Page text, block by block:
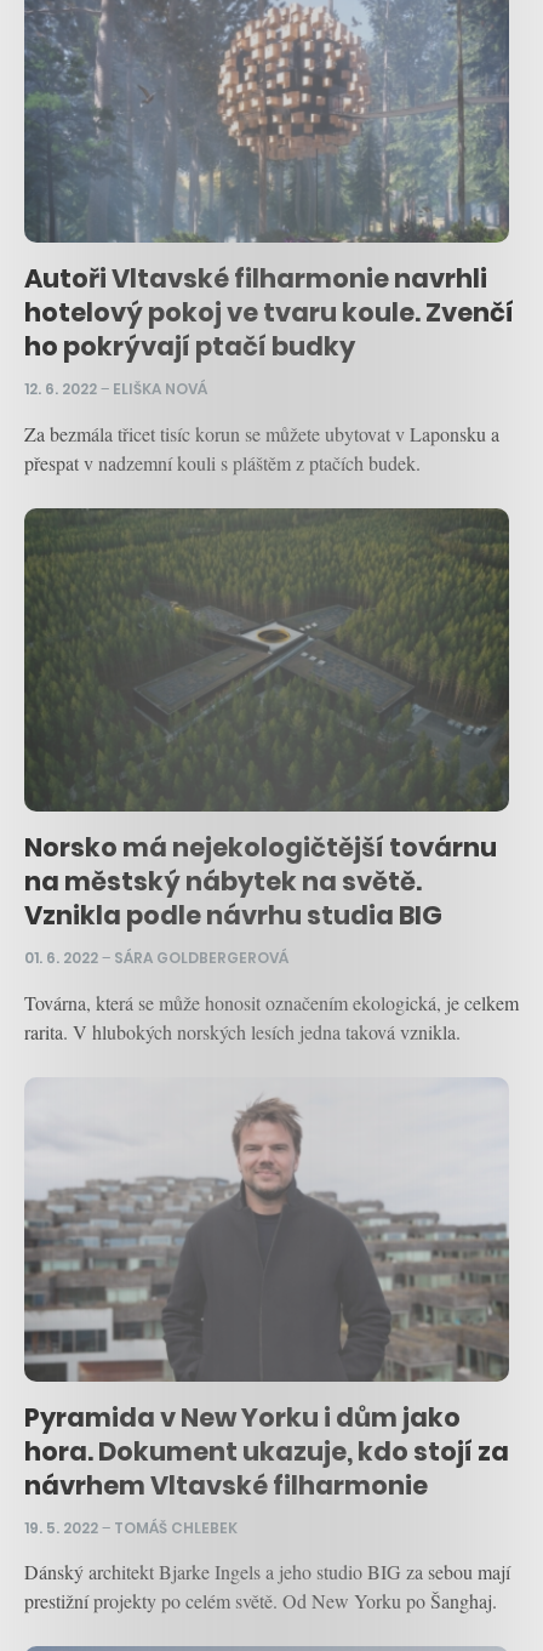
Autoři Vltavské filharmonie navrhli
hotelový pokoj ve tvaru koule. Zvenčí
ho pokrývají ptačí budky
12. 6. 2022– ELIŠKA NOVÁ
Za bezmála třicet tisíc korun se můžete ubytovat v Laponsku a
přespat v nadzemní kouli s pláštěm z ptačích budek.
Norsko má nejekologičtější továrnu
na městský nábytek na světě.
Vznikla podle návrhu studia BIG
01. 6. 2022– SÁRA GOLDBERGEROVÁ
Továrna, která se může honosit označením ekologická, je celkem
rarita. V hlubokých norských lesích jedna taková vznikla.
Pyramida v New Yorku i dům jako
hora. Dokument ukazuje, kdo stojí za
návrhem Vltavské filharmonie
19. 5. 2022– TOMÁŠ CHLEBEK
Dánský architekt Bjarke Ingels a jeho studio BIG za sebou mají
prestižní projekty po celém světě. Od New Yorku po Šanghaj.